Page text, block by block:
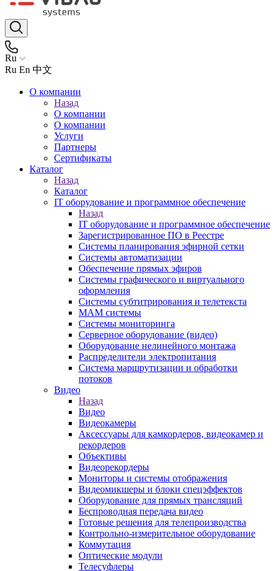
Ru
Ru En 中文
О компании
Назад
О компании
О компании
Услуги
Партнеры
Сертификаты
Каталог
Назад
Каталог
IT оборудование и программное обеспечение
Назад
IT оборудование и программное обеспечение
Зарегистрированное ПО в Реестре
Системы планирования эфирной сетки
Системы автоматизации
Обеспечение прямых эфиров
Системы графического и виртуального
оформления
Системы субтитрирования и телетекста
MAM системы
Системы мониторинга
Серверное оборудование (видео)
Оборудование нелинейного монтажа
Распределители электропитания
Система маршрутизации и обработки
потоков
Видео
Назад
Видео
Видеокамеры
Аксессуары для камкордеров, видеокамер и
рекордеров
Объективы
Видеорекордеры
Мониторы и системы отображения
Видеомикшеры и блоки спецэффектов
Оборудование для прямых трансляций
Беспроводная передача видео
Готовые решения для телепроизводства
Контрольно-измерительное оборудование
Коммутация
Оптические модули
Телесуфлеры